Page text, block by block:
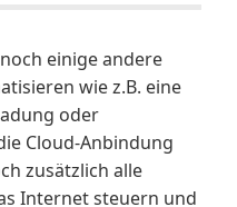
einige andere
wie z.B. eine
oder
Cloud-Anbindung
zusätzlich alle
Internet steuern und